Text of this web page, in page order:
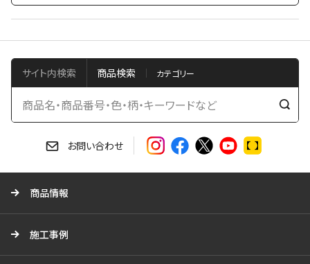
サイト内検索 商品検索
検
お問い合わせ
商品情報
施工事例